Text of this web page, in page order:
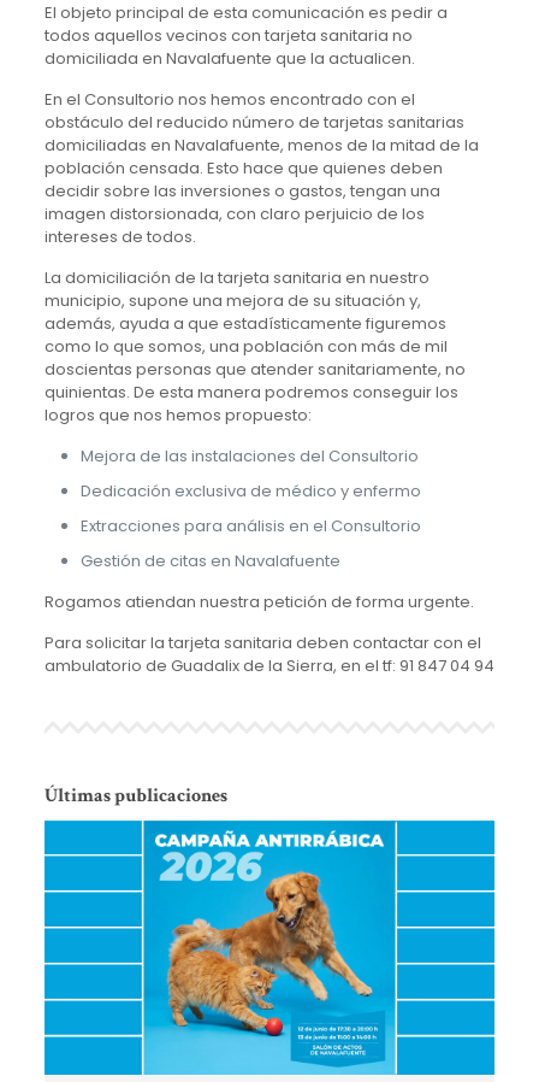
El objeto principal de esta comunicación es pedir a
todos aquellos vecinos con tarjeta sanitaria no
domiciliada en Navalafuente que la actualicen.
En el Consultorio nos hemos encontrado con el
obstáculo del reducido número de tarjetas sanitarias
domiciliadas en Navalafuente, menos de la mitad de la
población censada. Esto hace que quienes deben
decidir sobre las inversiones o gastos, tengan una
imagen distorsionada, con claro perjuicio de los
intereses de todos.
La domiciliación de la tarjeta sanitaria en nuestro
municipio, supone una mejora de su situación y,
además, ayuda a que estadísticamente figuremos
como lo que somos, una población con más de mil
doscientas personas que atender sanitariamente, no
quinientas. De esta manera podremos conseguir los
logros que nos hemos propuesto:
Mejora de las instalaciones del Consultorio
Dedicación exclusiva de médico y enfermo
Extracciones para análisis en el Consultorio
Gestión de citas en Navalafuente
Rogamos atiendan nuestra petición de forma urgente.
Para solicitar la tarjeta sanitaria deben contactar con el
ambulatorio de Guadalix de la Sierra, en el tf: 91 847 04 94
Últimas publicaciones